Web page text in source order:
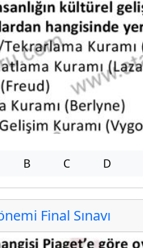
B C D
Final Sınavı